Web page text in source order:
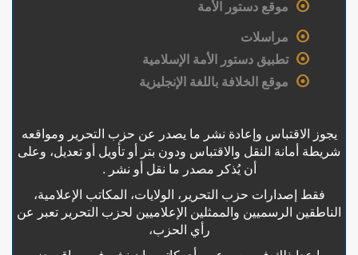
موقع دستور الأمة
مراسلات
تطبيق دستور الأمة الإسلامية
موقع الخلافة باللغة الإنجليزية
يجوز الاقتباس وإعادة نشر ما يصدر عن حزب التحرير ومواقعه
شريطة أمانة النقل والاقتباس ودون بتر أو تأويل أو تعديل، وعلى
أن يُذكر مصدر ما نقل أو نشر .
فقط إصدارات حزب التحرير، الولايات، المكاتب الإعلامية،
الناطقين الرسميين والممثلين الإعلاميين لحزب التحرير تعبر عن
رأي الحزب،